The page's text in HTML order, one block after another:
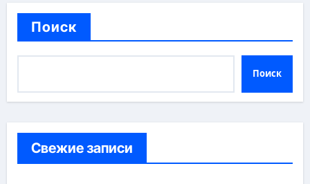
Поиск
Поиск
Свежие записи